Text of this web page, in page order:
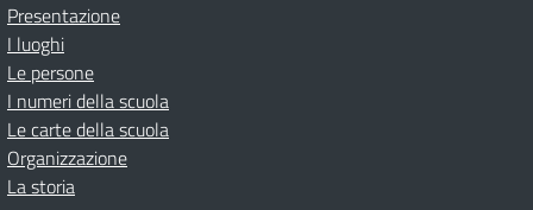
Presentazione
I luoghi
Le persone
I numeri della scuola
Le carte della scuola
Organizzazione
La storia